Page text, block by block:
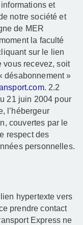
et
notre société et
de MER
la faculté
sur le lien
vous recevez, soit
désabonnement »
. 2.2
21 juin 2004 pour
l’hébergeur
couvertes par le
respect des
personnelles.
hypertexte vers
prendre contact
Express ne